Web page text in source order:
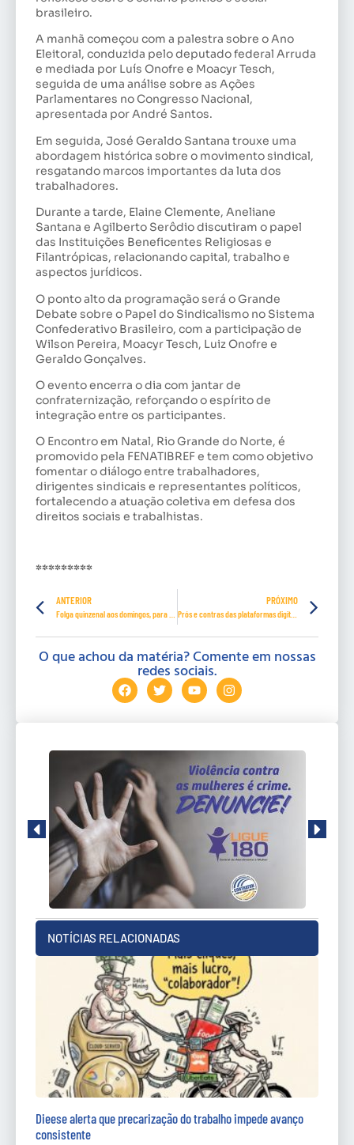
brasileiro.
A manhã começou com a palestra sobre o Ano
Eleitoral, conduzida pelo deputado federal Arruda
e mediada por Luís Onofre e Moacyr Tesch,
seguida de uma análise sobre as Ações
Parlamentares no Congresso Nacional,
apresentada por André Santos.
Em seguida, José Geraldo Santana trouxe uma
abordagem histórica sobre o movimento sindical,
resgatando marcos importantes da luta dos
trabalhadores.
Durante a tarde, Elaine Clemente, Aneliane
Santana e Agilberto Serôdio discutiram o papel
das Instituições Beneficentes Religiosas e
Filantrópicas, relacionando capital, trabalho e
aspectos jurídicos.
O ponto alto da programação será o Grande
Debate sobre o Papel do Sindicalismo no Sistema
Confederativo Brasileiro, com a participação de
Wilson Pereira, Moacyr Tesch, Luiz Onofre e
Geraldo Gonçalves.
O evento encerra o dia com jantar de
confraternização, reforçando o espírito de
integração entre os participantes.
O Encontro em Natal, Rio Grande do Norte, é
promovido pela FENATIBREF e tem como objetivo
fomentar o diálogo entre trabalhadores,
dirigentes sindicais e representantes políticos,
fortalecendo a atuação coletiva em defesa dos
direitos sociais e trabalhistas.
*********
ANTERIOR PRÓXIMO
Prós e contras das plataformas digitais
O que achou da matéria? Comente em nossas
redes sociais.
NOTÍCIAS RELACIONADAS
Dieese alerta que precarização do trabalho impede avanço
consistente